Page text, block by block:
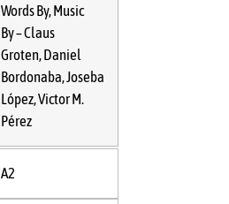
Words By, Music
By –Claus
Groten,Daniel
Bordonaba,Joseba
López,Victor M.
Pérez
A2